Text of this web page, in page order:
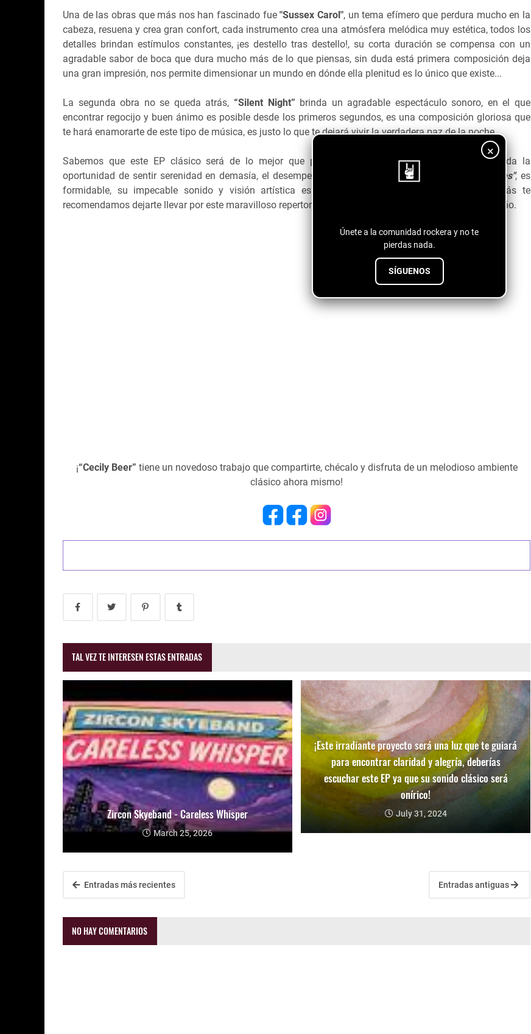
×
Únete a la comunidad rockera y no te
pierdas nada.
SÍGUENOS
Una de las obras que más nos han fascinado fue"Sussex Carol", un tema efímero que perdura mucho en la
cabeza, resuena y crea gran confort, cada instrumento crea una atmósfera melódica muy estética, todos los
detalles brindan estímulos constantes, ¡es destello tras destello!, su corta duración se compensa con un
agradable sabor de boca que dura mucho más de lo que piensas, sin duda está primera composición deja
una gran impresión, nos permite dimensionar un mundo en dónde ella plenitud es lo único que existe...
La segunda obra no se queda atrás, “Silent Night” brinda un agradable espectáculo sonoro, en el que
encontrar regocijo y buen ánimo es posible desde los primeros segundos, es una composición gloriosa que
te hará enamorarte de este tipo de música, es justo lo que te dejará vivir la verdadera paz de la noche.
Sabemos que este EP clásico será de lo mejor que podrás oír, te transmite sensibilidad y brinda la
oportunidad de sentir serenidad en demasía, el desempeño de
y“Thomas Hewitt-Jones", es
formidable, su impecable sonido y visión artística es de lo más edificante, por todo eso y más te
recomendamos dejarte llevar por este maravilloso repertorio, será la mejor forma de cerrar el mes y el año.
¡“Cecily Beer” tiene un novedoso trabajo que compartirte, chécalo y disfruta de un melodioso ambiente
clásico ahora mismo!
TAL VEZ TE INTERESEN ESTAS ENTRADAS
Zircon Skyeband - Careless Whisper
March 25, 2026
¡Este irradiante proyecto será una luz que te guiará
para encontrar claridad y alegría, deberías
escuchar este EP ya que su sonido clásico será
onírico!
July 31, 2024
Entradas más recientes Entradas antiguas
NO HAY COMENTARIOS